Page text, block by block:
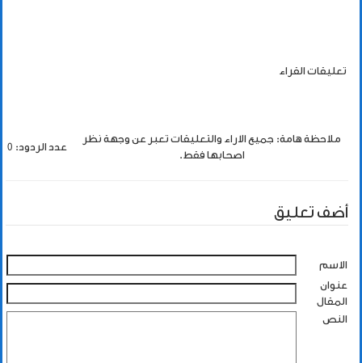
تعليقات القراء
ملاحظة هامة: جميع الاراء والتعليقات تعبر عن وجهة نظر
اصحابها فقط.
عدد الردود: 0
أضف تعليق
الاسم
عنوان
المقال
النص